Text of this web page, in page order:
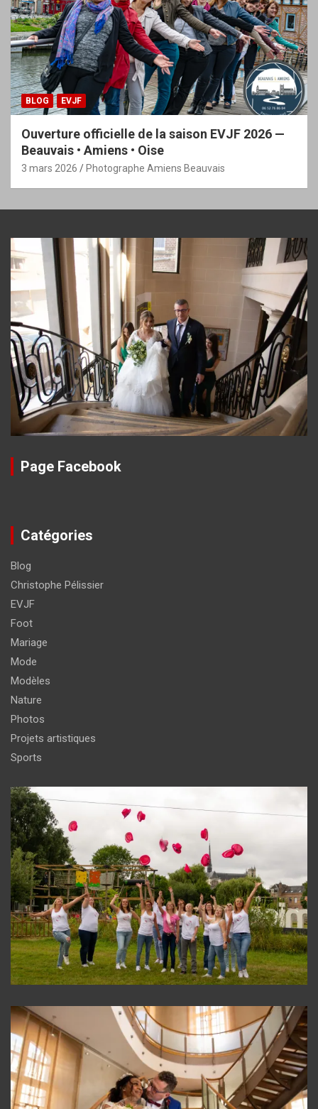
BLOG EVJF
Ouverture officielle de la saison EVJF 2026 —
Beauvais • Amiens • Oise
3 mars 2026 Photographe Amiens Beauvais
Page Facebook
Catégories
Blog
Christophe Pélissier
EVJF
Foot
Mariage
Mode
Modèles
Nature
Photos
Projets artistiques
Sports